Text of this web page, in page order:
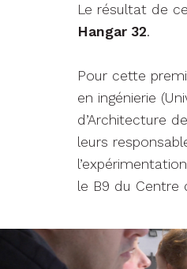
Le résultat de
Hangar 32.
Pour cette
en ingénierie
d’Architecture
leurs
le B9 du Centre